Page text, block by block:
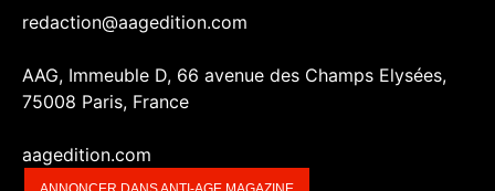
redaction@aagedition.com
AAG, Immeuble D, 66 avenue des Champs Elysées,
75008 Paris, France
aagedition.com